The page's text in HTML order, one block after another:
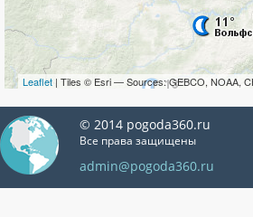
Leaflet | Tiles © Esri — Sources: GEBCO, NOAA,
© 2014 pogoda360.ru
Все права защищены
admin@pogoda360.ru